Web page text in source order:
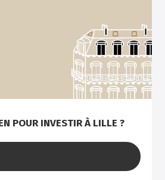
POUR INVESTIR À LILLE ?